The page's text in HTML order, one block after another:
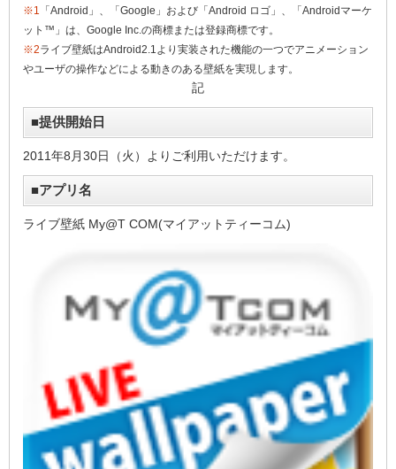
※1 「Android」、「Google」および「Android ロゴ」、「Androidマーケ
ット™」は、Google Inc.の商標または登録商標です。
※2ライブ壁紙はAndroid2.1より実装された機能の一つでアニメーション
やユーザの操作などによる動きのある壁紙を実現します。
記
■提供開始日
2011年8月30日（火）よりご利用いただけます。
■アプリ名
ライブ壁紙 My@T COM(マイアットティーコム)